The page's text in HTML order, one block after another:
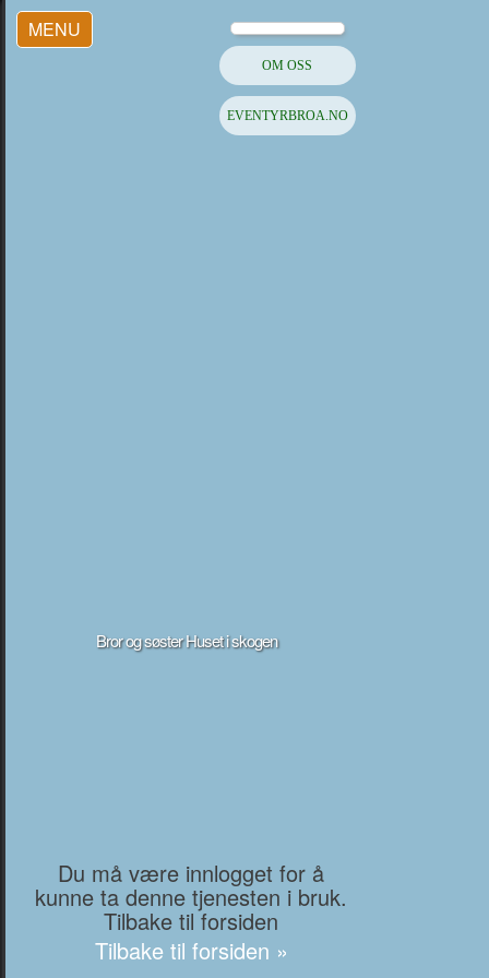
MENU
OM OSS
EVENTYRBROA.NO
Bror og søster Huset i skogen
Du må være innlogget for å
kunne ta denne tjenesten i bruk.
Tilbake til forsiden
Tilbake til forsiden »